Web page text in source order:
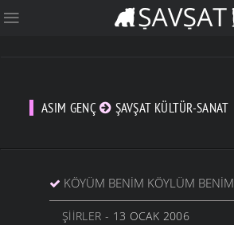
ASIM GENÇ ŞAVŞAT KÜLTÜR-SANAT
KÖYÜM BENİM KÖYLÜM BENİM
ŞIIRLER - 13 OCAK 2006